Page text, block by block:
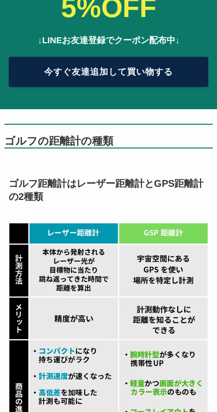
5%OFF
↓LINEお友達登録でクーポン配布中↓
今すぐ友達追加して買い物する
ゴルフの距離計の種類
ゴルフ距離計はレーザー距離計とGPS距離計
の2種類